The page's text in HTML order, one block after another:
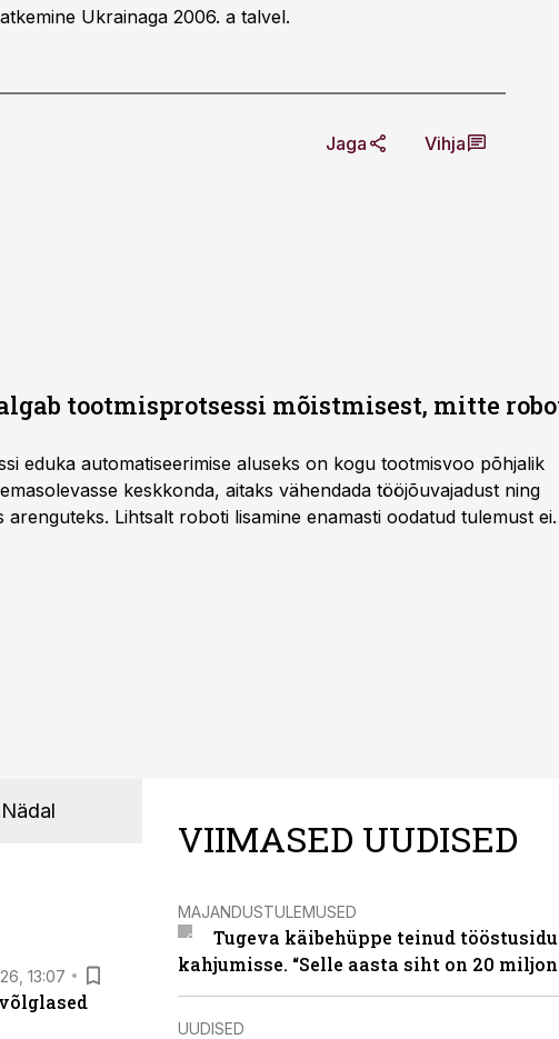
Ukrainaga 2006. a talvel.
Jaga Vihja
tootmisprotsessi mõistmisest, mitte
eduka automatiseerimise aluseks on kogu tootmisvoo põhjalik
keskkonda, aitaks vähendada tööjõuvajadust ning
Lihtsalt roboti lisamine enamasti oodatud tulemust ei
Nädal
13:07
VIIMASED UUDISED
MAJANDUSTULEMUSED
Tugeva käibehüppe teinud
kahjumisse. “Selle aasta siht on 20
UUDISED